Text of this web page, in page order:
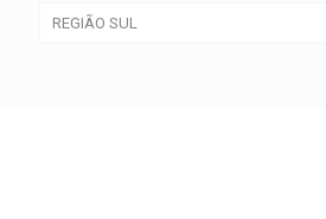
REGIÃO SUL